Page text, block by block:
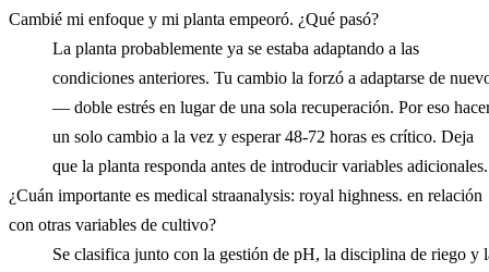
Cambié mi enfoque y mi planta empeoró. ¿Qué pasó?
La planta probablemente ya se estaba adaptando a las
condiciones anteriores. Tu cambio la forzó a adaptarse de
— doble estrés en lugar de una sola recuperación. Por eso
un solo cambio a la vez y esperar 48-72 horas es crítico. Deja
que la planta responda antes de introducir variables adicionales.
¿Cuán importante es medical straanalysis: royal highness. en relación
con otras variables de cultivo?
Se clasifica junto con la gestión de pH, la disciplina de riego y